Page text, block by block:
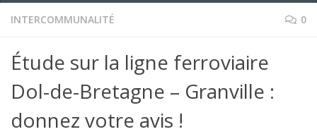
INTERCOMMUNALITÉ 0
Étude sur la ligne ferroviaire
Dol-de-Bretagne – Granville :
donnez votre avis !